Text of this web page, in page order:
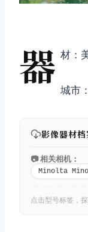
器 材：
城市
影像器材档
📷 相关相机：
Minolta
点击型号标签，